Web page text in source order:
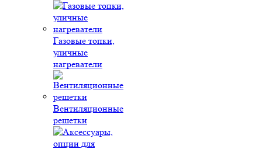
Газовые топки,
уличные
нагреватели
Вентиляционные
решетки